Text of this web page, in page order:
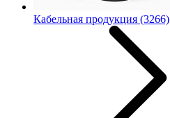
Кабельная продукция (3266)